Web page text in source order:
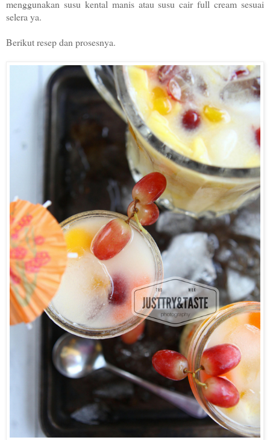
menggunakan susu kental manis atau susu cair full cream sesuai
selera ya.
Berikut resep dan prosesnya.